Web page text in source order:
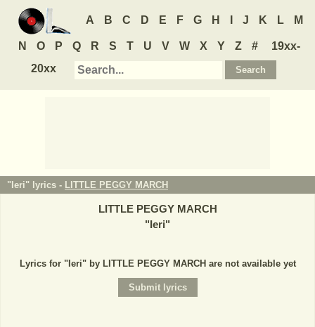
A B C D E F G H J K L M
N O P Q R S T U V W X Y Z #
19xx-
20xx
"Ieri" lyrics - LITTLE PEGGY MARCH
LITTLE PEGGY MARCH
"Ieri"
Lyrics for "Ieri" by LITTLE PEGGY MARCH are not available yet